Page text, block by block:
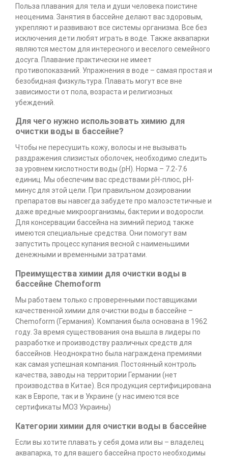
Польза плавания для тела и души человека поистине
неоценима. Занятия в бассейне делают вас здоровым,
укрепляют и развивают все системы организма. Все без
исключения дети любят играть в воде. Также аквапарки
являются местом для интересного и веселого семейного
досуга. Плавание практически не имеет
противопоказаний. Упражнения в воде – самая простая и
безобидная физкультура. Плавать могут все вне
зависимости от пола, возраста и религиозных
убеждений.
Для чего нужно использовать химию для
очистки воды в бассейне?
Чтобы не пересушить кожу, волосы и не вызывать
раздражения слизистых оболочек, необходимо следить
за уровнем кислотности воды (pH). Норма – 7.2-7.6
единиц. Мы обеспечим вас средствами pH-плюс, pH-
минус для этой цели. При правильном дозировании
препаратов вы навсегда забудете про малоэстетичные и
даже вредные микроорганизмы, бактерии и водоросли.
Для консервации бассейна на зимний период также
имеются специальные средства. Они помогут вам
запустить процесс купания весной с наименьшими
денежными и временными затратами.
Преимущества химии для очистки воды в
бассейне Chemoform
Мы работаем только с проверенными поставщиками
качественной химии для очистки воды в бассейне –
Chemoform (Германия). Компания была основана в 1962
году. За время существования она вышла в лидеры по
разработке и производству различных средств для
бассейнов. Неоднократно была награждена премиями
как самая успешная компания. Постоянный контроль
качества, заводы на территории Германии (нет
производства в Китае). Вся продукция сертифицирована
как в Европе, так и в Украине (у нас имеются все
сертификаты МОЗ Украины)
Категории химии для очистки воды в бассейне
Если вы хотите плавать у себя дома или вы – владелец
аквапарка, то для вашего бассейна просто необходимы